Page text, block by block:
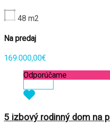
48 m2
Na predaj
169.000,00€
Odporúčame
5 izbový rodinný dom na